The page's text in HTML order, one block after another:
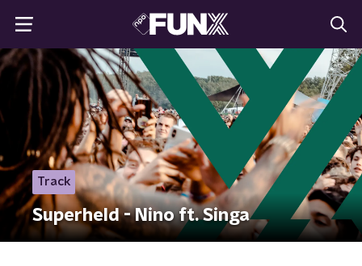
Track
Superheld - Nino ft. Singa